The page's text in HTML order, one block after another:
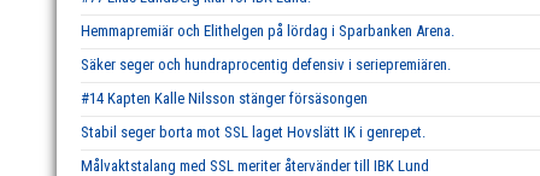
Hemmapremiär och Elithelgen på lördag i Sparbanken Arena.
Säker seger och hundraprocentig defensiv i seriepremiären.
#14 Kapten Kalle Nilsson stänger försäsongen
Stabil seger borta mot SSL laget Hovslätt IK i genrepet.
Målvaktstalang med SSL meriter återvänder till IBK Lund